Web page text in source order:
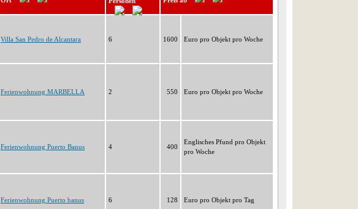
Villa San Pedro de Alcantara 6 1600 Euro pro Objekt pro Woche
Ferienwohnung MARBELLA 2 550 Euro pro Objekt pro Woche
Ferienwohnung Puerto Banus 4 400
Englisches Pfund pro Objekt
pro Woche
Ferienwohnung Puerto banus 6 128 Euro pro Objekt pro Tag